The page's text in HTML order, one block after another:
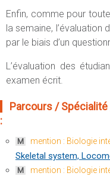
Enfin, comme pour
la semaine, l’évaluation
par le biais d’un
L’évaluation des
examen écrit.
Parcours /
:
M mention : Biologie
Skeletal system,
M mention : Biologie